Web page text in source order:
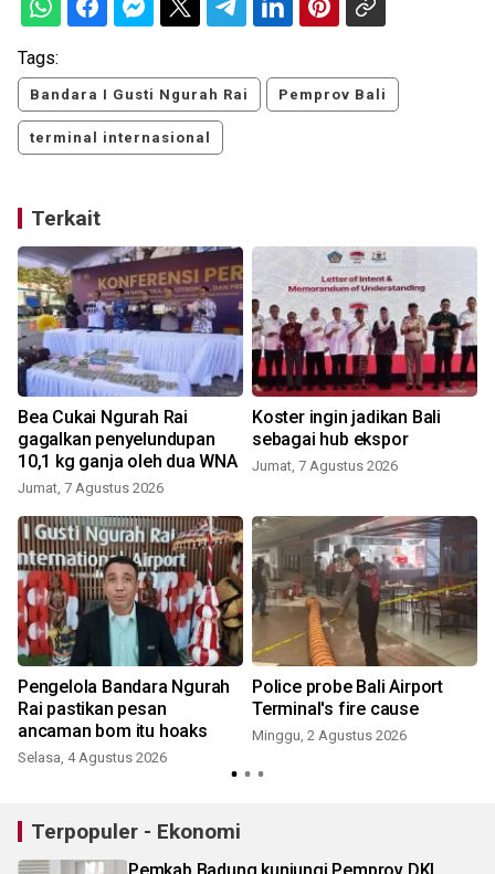
Tags:
Bandara I Gusti Ngurah Rai Pemprov Bali
terminal internasional
Terkait
Bea Cukai Ngurah Rai
gagalkan penyelundupan
10,1 kg ganja oleh dua WNA
Jumat, 7 Agustus 2026
Koster ingin jadikan Bali
sebagai hub ekspor
Jumat, 7 Agustus 2026
Pengelola Bandara Ngurah
Rai pastikan pesan
ancaman bom itu hoaks
Selasa, 4 Agustus 2026
Police probe Bali Airport
Terminal's fire cause
Minggu, 2 Agustus 2026
Terpopuler - Ekonomi